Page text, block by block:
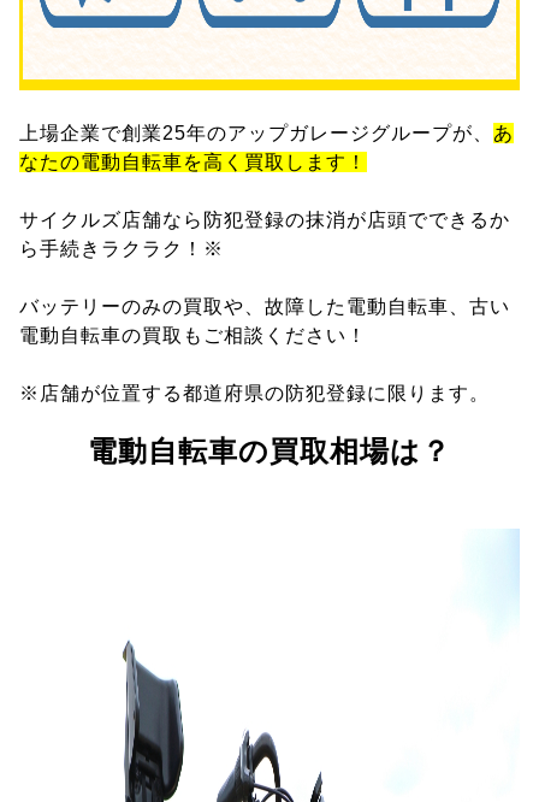
上場企業で創業25年のアップガレージグループが、 あ
なたの電動自転車を高く買取します！
サイクルズ店舗なら防犯登録の抹消が店頭でできるか
ら手続きラクラク！※
バッテリーのみの買取や、故障した電動自転車、古い
電動自転車の買取もご相談ください！
※店舗が位置する都道府県の防犯登録に限ります。
電動自転車の買取相場は？